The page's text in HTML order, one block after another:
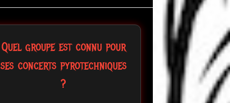
Quel groupe est connu pour
ses concerts pyrotechniques
?